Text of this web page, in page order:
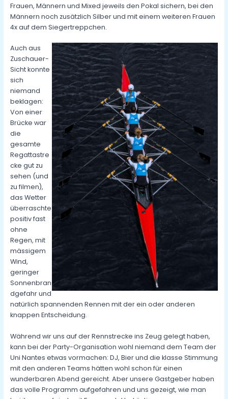
Frauen, Männern und Mixed jeweils den Pokal sichern, bei den
Männern noch zusätzlich Silber und mit einem weiteren Frauen
4x auf dem Siegertreppchen.
Auch aus
Zuschauer-
Sicht konnte
sich
niemand
beklagen:
Von einer
Brücke war
die
gesamte
Regattastre
cke gut zu
sehen (und
zu filmen),
das Wetter
überraschte
positiv fast
ohne
Regen, mit
mässigem
Wind,
geringer
Sonnenbran
dgefahr und
natürlich spannenden Rennen mit der ein oder anderen
knappen Entscheidung.
Während wir uns auf der Rennstrecke ins Zeug gelegt haben,
kann bei der Party-Organisation wohl niemand dem Team der
Uni Nantes etwas vormachen: DJ, Bier und die klasse Stimmung
mit den anderen Teams hätten wohl schon für einen
wunderbaren Abend gereicht. Aber unsere Gastgeber haben
das volle Programm aufgefahren und uns gezeigt, wie man